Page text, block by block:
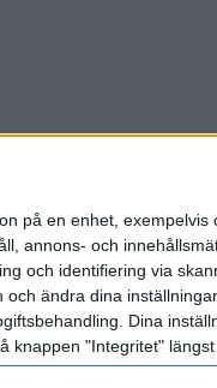
på en enhet,
annons- och
och identifiering via
ändra dina
Dina
knappen "Integritet" längst